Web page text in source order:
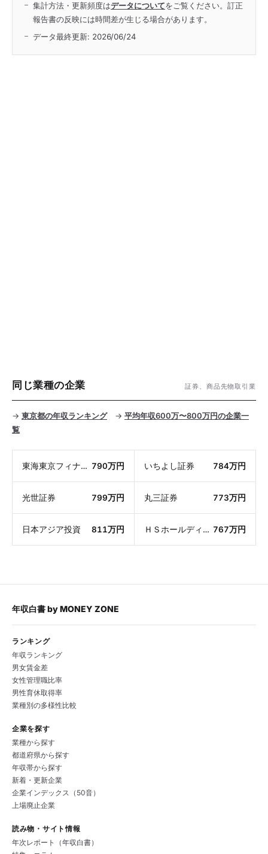
集計方法・更新頻度はデータについてをご覧ください。訂正
報告書の反映には時間差が生じる場合があります。
データ最終更新: 2026/06/24
同じ業種の企業 証券、商品先物取引業
→ 東京都の年収ランキング→ 平均年収600万〜800万円の企業一
覧
東海東京フィナンシャル・ホールディングス 790万円 いちよし証券 784万円
光世証券 799万円 丸三証券 773万円
日本アジア投資 811万円 ＨＳホールディングス 767万円
年収白書byMONEY ZONE
ランキング
年収ランキング
男女賃金差
女性管理職比率
男性育休取得率
業種別の多様性比較
企業を探す
業種から探す
都道府県から探す
年収帯から探す
新着・更新企業
企業インデックス（50音）
上場廃止企業
読み物・サイト情報
年次レポート（年収白書）